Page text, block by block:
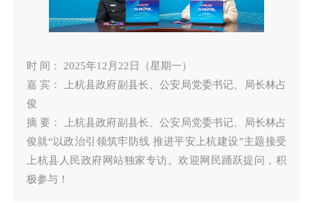
时 间： 2025年12月22日（星期一）
嘉 宾： 上杭县政府副县长、公安局党委书记、局长林占
俊
摘 要： 上杭县政府副县长、公安局党委书记、局长林占
俊就“以政治引领筑牢防线 推进平安上杭建设”主题接受
上杭县人民政府网站独家专访。欢迎网民踊跃提问，积
极参与！